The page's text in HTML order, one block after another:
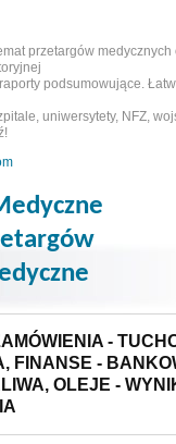
przetargów medycznych
podsumowujące.
uniwersytety, NFZ,
-
FINANSE -
OLEJE -